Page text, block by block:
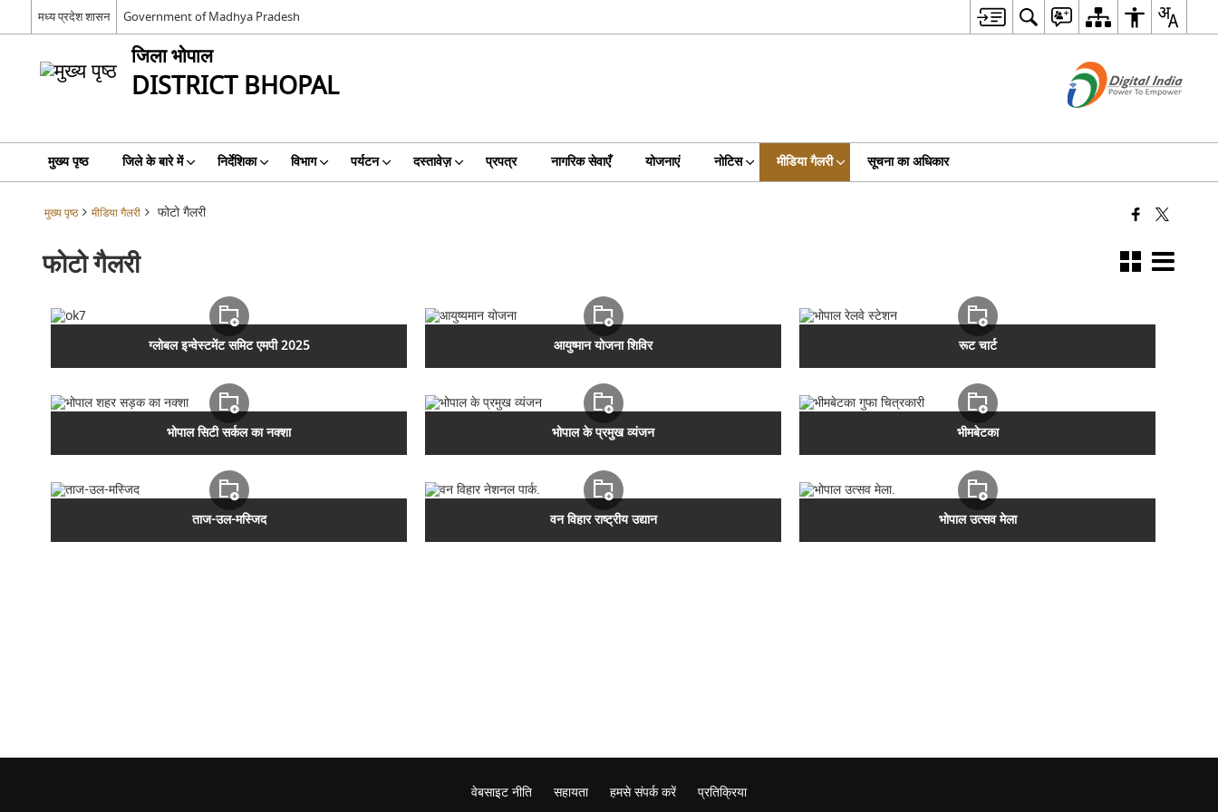
मध्य प्रदेश शासन Government of Madhya Pradesh
जिला भोपाल
DISTRICT BHOPAL
मुख्य पृष्ठ जिले के बारे में निर्देशिका विभाग पर्यटन दस्तावेज़ प्रपत्र नागरिक सेवाएँ योजनाएं नोटिस मीडिया गैलरी सूचना का अधिकार
मुख्य पृष्ठ मीडिया गैलरी फोटो गैलरी
फोटो गैलरी
ग्लोबल इन्वेस्टमेंट समिट एमपी 2025 आयुष्मान योजना शिविर रूट चार्ट
भोपाल सिटी सर्कल का नक्शा भोपाल के प्रमुख व्यंजन भीमबेटका
ताज-उल-मस्जिद वन विहार राष्ट्रीय उद्यान भोपाल उत्सव मेला
वेबसाइट नीति सहायता हमसे संपर्क करें प्रतिक्रिया